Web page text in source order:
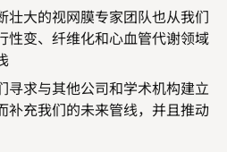
大的视网膜专家团队也从我们
性变、纤维化和心血管代谢领域
求与其他公司和学术机构建立
补充我们的未来管线，并且推动